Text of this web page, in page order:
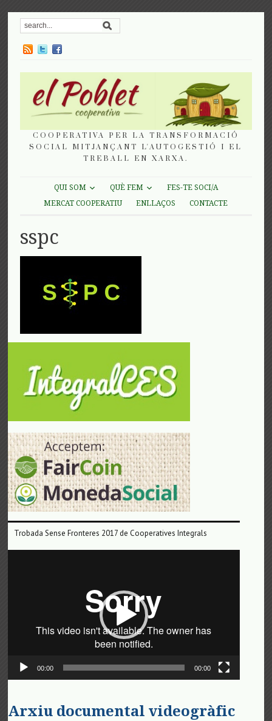
COOPERATIVA PER LA TRANSFORMACIÓ
SOCIAL MITJANÇANT L'AUTOGESTIÓ I EL
TREBALL EN XARXA.
QUI SOM QUÈ FEM
FES-TE SOCI/A
MERCAT COOPERATIU
ENLLAÇOS CONTACTE
sspc
Trobada Sense Fronteres 2017 de Cooperatives Integrals
00:00 00:00
Arxiu documental videogràfic